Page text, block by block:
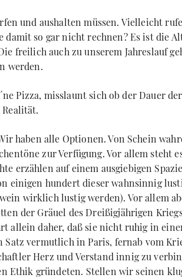
und aushalten müssen. Vielleicht
damit so gar nicht rechnen? Es ist die
freilich auch zu unserem Jahreslauf
werden.
Pizza, misslaunt sich ob der Dauer
haben alle Optionen. Von Schein
zur Verfügung. Vor allem steht
erzählen auf einem ausgiebigen
einigen hundert dieser wahnsinnig
wirklich lustig werden). Vor allem
der Gräuel des Dreißigjährigen
allein daher, daß sie nicht ruhig in
Satz vermutlich in Paris, fernab vom
Herz und Verstand innig zu
Ethik gründeten. Stellen wir seinen